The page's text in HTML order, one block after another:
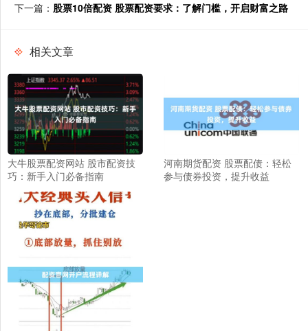
下一篇： 股票10倍配资 股票配资要求：了解门槛，开启财富之路
相关文章
大牛股票配资网站 股市配资技
巧：新手入门必备指南
河南期货配资 股票配债：轻松
参与债券投资，提升收益